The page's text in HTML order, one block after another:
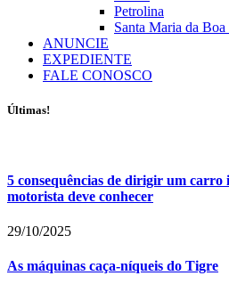
Petrolina
Santa Maria da Boa
ANUNCIE
EXPEDIENTE
FALE CONOSCO
Últimas!
5 consequências de dirigir um
motorista deve conhecer
29/10/2025
As máquinas caça-níqueis do Tigre